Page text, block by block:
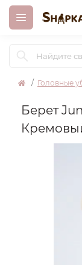
Головные
Берет